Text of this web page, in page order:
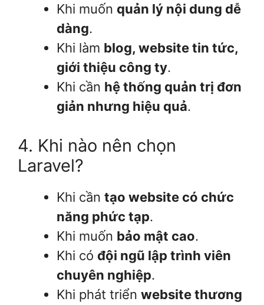
Khi muốn quản lý nội dung dễ
dàng.
Khi làm blog, website tin tức,
giới thiệu công ty.
Khi cần hệ thống quản trị đơn
giản nhưng hiệu quả.
4. Khi nào nên chọn
Laravel?
Khi cần tạo website có chức
năng phức tạp.
Khi muốn bảo mật cao.
Khi có đội ngũ lập trình viên
chuyên nghiệp.
Khi phát triển website thương